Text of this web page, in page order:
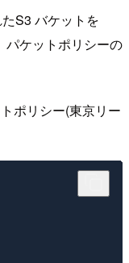
S3 バケットを
パケットポリシーの
ポリシー(東京リー